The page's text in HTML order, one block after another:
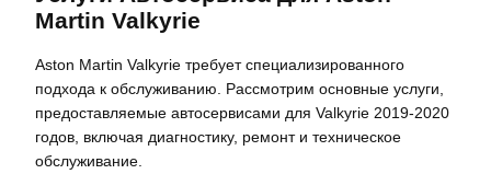
Martin Valkyrie
Aston Martin Valkyrie требует специализированного
подхода к обслуживанию. Рассмотрим основные услуги,
предоставляемые автосервисами для Valkyrie 2019-2020
годов, включая диагностику, ремонт и техническое
обслуживание.